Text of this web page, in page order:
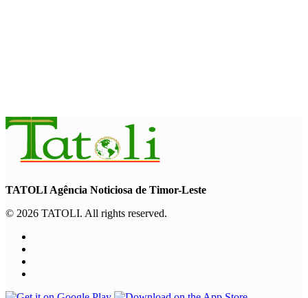
TATOLI Agência Noticiosa de Timor-Leste
© 2026 TATOLI. All rights reserved.